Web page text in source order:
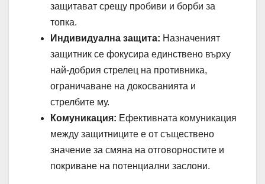
защитават срещу пробиви и борби за
топка.
Индивидуална защита: Назначеният
защитник се фокусира единствено върху
най-добрия стрелец на противника,
ограничаване на докосванията и
стрелбите му.
Комуникация: Ефективната комуникация
между защитниците е от съществено
значение за смяна на отговорностите и
покриване на потенциални заслони.